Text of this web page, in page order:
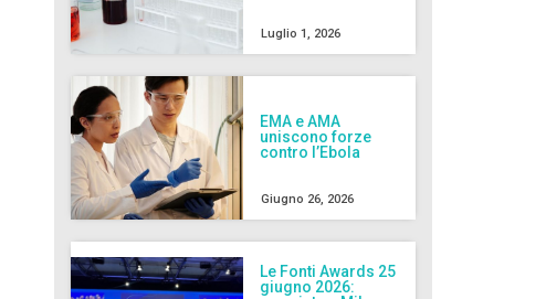
Luglio 1, 2026
EMA e AMA
uniscono forze
contro l’Ebola
Giugno 26, 2026
Le Fonti Awards 25
giugno 2026: